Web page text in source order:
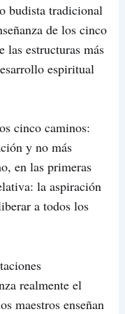
budista tradicional
de los cinco
las estructuras más
espiritual
cinco caminos:
y no más
en las primeras
la aspiración
a todos los
realmente el
maestros enseñan